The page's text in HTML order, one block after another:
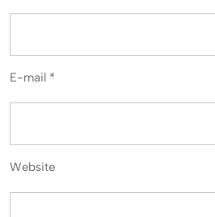
E-mail *
Website